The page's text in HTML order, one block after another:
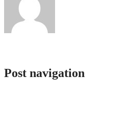
Post navigation